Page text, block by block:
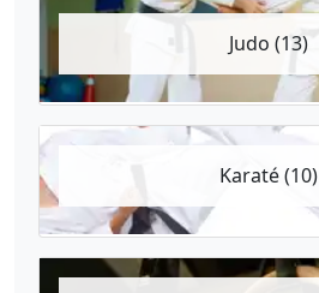
Judo (13)
Karaté (10)